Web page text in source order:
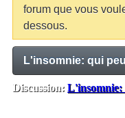
forum que vous
dessous.
L'insomnie: qui
Discussion: L'insomnie: